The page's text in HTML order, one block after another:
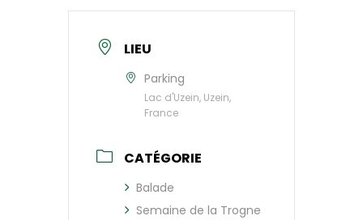
LIEU
Parking
Lac d'Uzein, Uzein,
France
CATÉGORIE
Balade
Semaine de la Trogne